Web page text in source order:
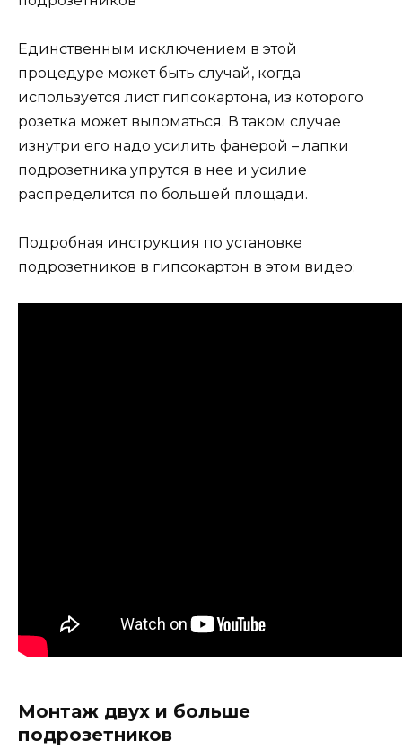
Единственным исключением в этой
процедуре может быть случай, когда
используется лист гипсокартона, из которого
розетка может выломаться. В таком случае
изнутри его надо усилить фанерой – лапки
подрозетника упрутся в нее и усилие
распределится по большей площади.
Подробная инструкция по установке
подрозетников в гипсокартон в этом видео:
Монтаж двух и больше
подрозетников